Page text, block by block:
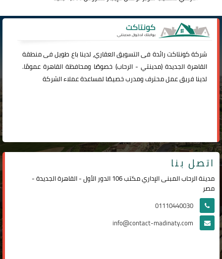
شركةكونتاكترائدة فى التسويق العقاري، لدينا باع طويل فى منطقة
القاهرة الجديدة (مدينتي -الرحاب) خصوصًا ومحافظة القاهرة عمومًا.
لدينا فريق عمل محترف ومدرب خصيصًا لمساعدة عملاء الشركة
اتصل بنا
مدينة الرحاب المبنى الإداري مكتب 106 الدور الأول - القاهرة الجديدة -
مصر
01110440030
info@contact-madinaty.com